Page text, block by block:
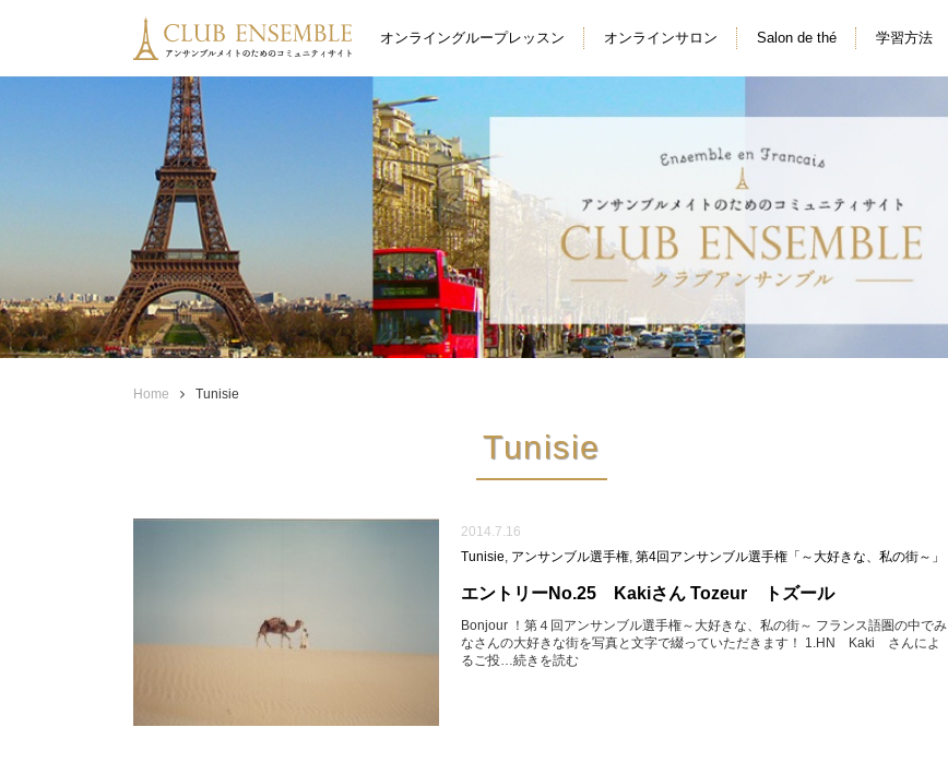
オンライングループレッスン オンラインサロン Salon de thé 学習方法
Home Tunisie
Tunisie
2014.7.16
Tunisie, アンサンブル選手権, 第4回アンサンブル選手権「～大好きな、私の街～」
エントリーNo.25 Kakiさん Tozeur トズール
Bonjour ！第４回アンサンブル選手権～大好きな、私の街～ フランス語圏の中でみ
なさんの大好きな街を写真と文字で綴っていただきます！ 1.HN Kaki さんによ
るご投…続きを読む